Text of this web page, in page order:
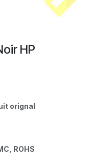
HP
orignal
ROHS